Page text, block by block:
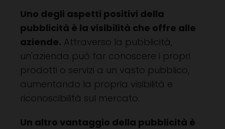
Uno degli aspetti positivi della
pubblicità è la visibilità che offre alle
aziende. Attraverso la pubblicità,
un'azienda può far conoscere i propri
prodotti o servizi a un vasto pubblico,
aumentando la propria visibilità e
riconoscibilità sul mercato.
Un altro vantaggio della pubblicità è